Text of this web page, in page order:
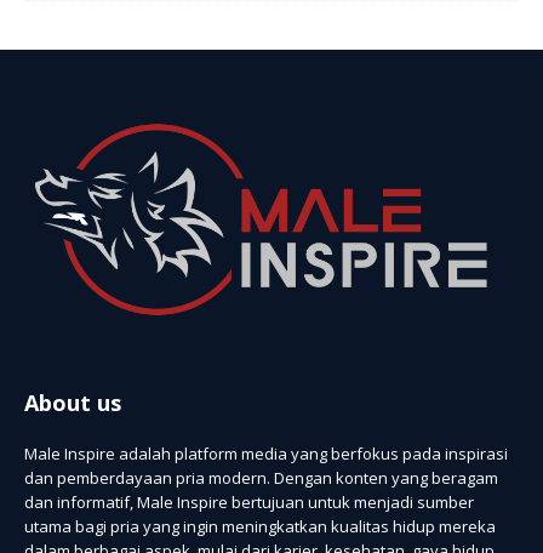
About us
Male Inspire adalah platform media yang berfokus pada inspirasi
dan pemberdayaan pria modern. Dengan konten yang beragam
dan informatif, Male Inspire bertujuan untuk menjadi sumber
utama bagi pria yang ingin meningkatkan kualitas hidup mereka